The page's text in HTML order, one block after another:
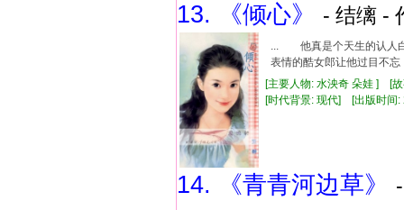
13. 《倾心》 - 结缡 -
... 他真是个天生的认人
表情的酷女郎让他过目
[主要人物: 水泱奇 朵娃 ] [
[时代背景: 现代] [出版时
14. 《青青河边草》